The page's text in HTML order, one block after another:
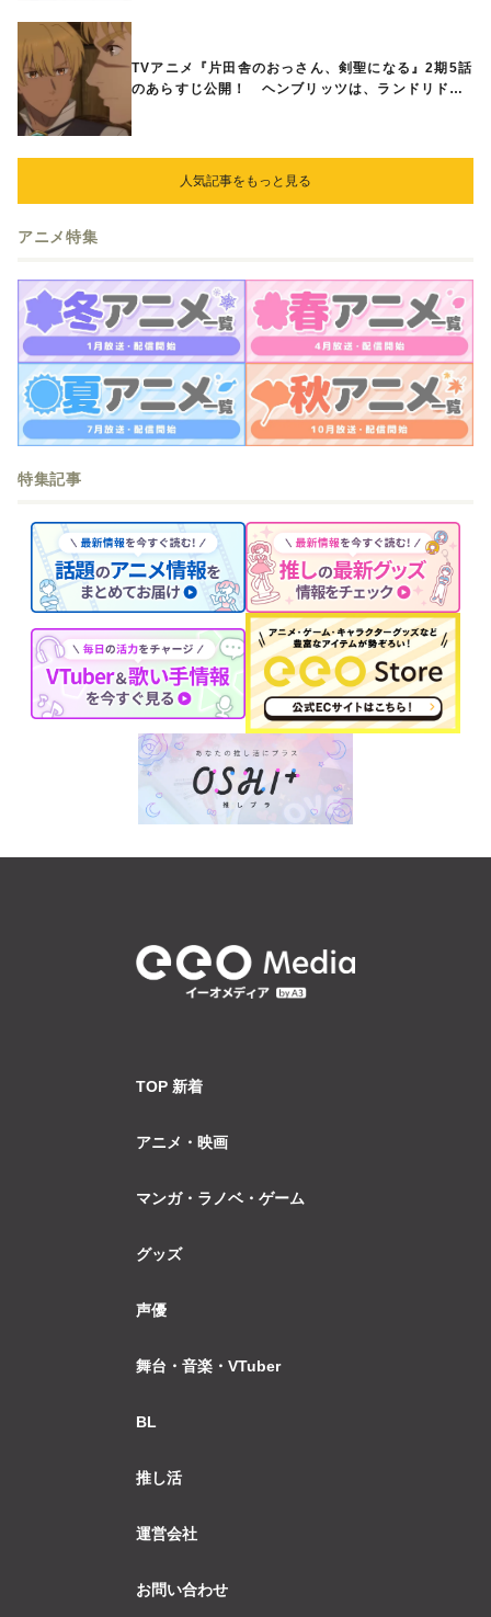
TVアニメ『片田舎のおっさん、剣聖になる』2期5話
のあらすじ公開！ ヘンブリッツは、ランドリドに
人気記事をもっと見る
アニメ特集
特集記事
TOP 新着
アニメ・映画
マンガ・ラノベ・ゲーム
グッズ
声優
舞台・音楽・VTuber
BL
推し活
運営会社
お問い合わせ